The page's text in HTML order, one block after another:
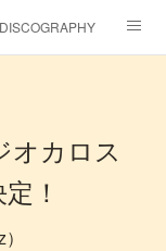
DISCOGRAPHY
オカロス
！